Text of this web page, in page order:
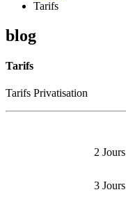
Tarifs
blog
Tarifs
Tarifs Privatisation
2 Jours
3 Jours